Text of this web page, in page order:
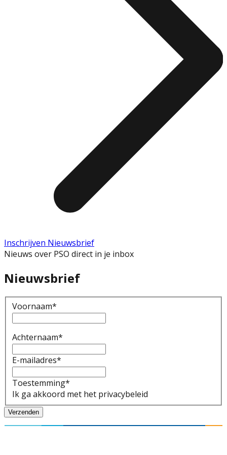
Inschrijven Nieuwsbrief
Nieuws over PSO direct in je inbox
Nieuwsbrief
Voornaam*
Achternaam*
E-mailadres*
Toestemming*
Ik ga akkoord met het privacybeleid
Verzenden